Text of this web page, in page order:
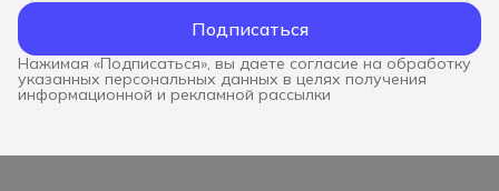
Подписаться
Нажимая «Подписаться», вы даете согласие на обработку
указанных персональных данных в целях получения
информационной и рекламной рассылки